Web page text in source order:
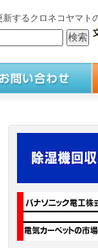
するクロネコヤマト